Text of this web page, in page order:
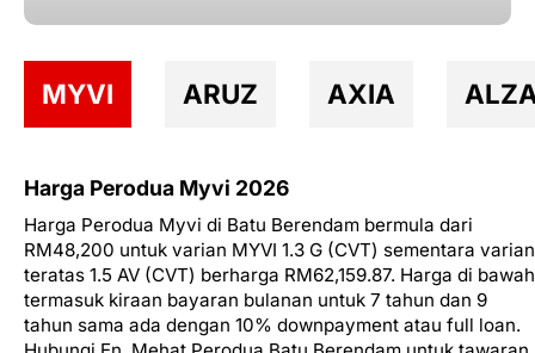
MYVI ARUZ AXIA
Harga Perodua Myvi 2026
Harga Perodua Myvi di Batu Berendam bermula dari
RM48,200 untuk varian MYVI 1.3 G (CVT) sementara varian
teratas 1.5 AV (CVT) berharga RM62,159.87. Harga di bawah
termasuk kiraan bayaran bulanan untuk 7 tahun dan 9
tahun sama ada dengan 10% downpayment atau full loan.